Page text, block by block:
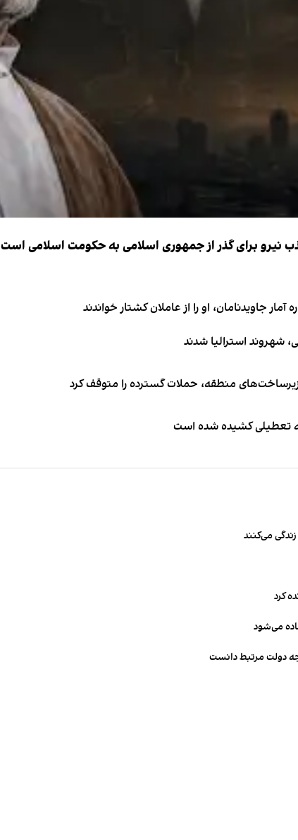
نیرو برای گذر از جمهوری اسلامی به حکومت اسلامی است
جاویدنامان، او را از عاملان کشتار خواندند
منطقه، حملات گسترده را متوقف کرد
تعطیلی کشیده شده است
می‌کنند
کرد
می‌شود
دولت مرتبط دانست